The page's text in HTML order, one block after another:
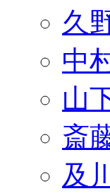
久
中
山
斎
及